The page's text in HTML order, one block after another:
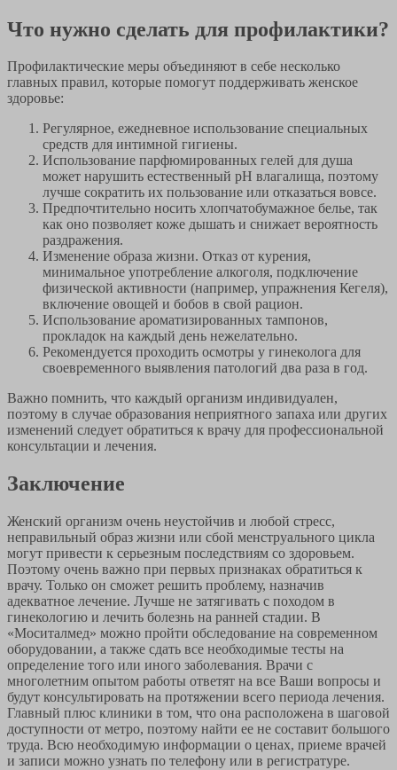
Что нужно сделать для профилактики?
Профилактические меры объединяют в себе несколько
главных правил, которые помогут поддерживать женское
здоровье:
Регулярное, ежедневное использование специальных
средств для интимной гигиены.
Использование парфюмированных гелей для душа
может нарушить естественный pH влагалища, поэтому
лучше сократить их пользование или отказаться вовсе.
Предпочтительно носить хлопчатобумажное белье, так
как оно позволяет коже дышать и снижает вероятность
раздражения.
Изменение образа жизни. Отказ от курения,
минимальное употребление алкоголя, подключение
физической активности (например, упражнения Кегеля),
включение овощей и бобов в свой рацион.
Использование ароматизированных тампонов,
прокладок на каждый день нежелательно.
Рекомендуется проходить осмотры у гинеколога для
своевременного выявления патологий два раза в год.
Важно помнить, что каждый организм индивидуален,
поэтому в случае образования неприятного запаха или других
изменений следует обратиться к врачу для профессиональной
консультации и лечения.
Заключение
Женский организм очень неустойчив и любой стресс,
неправильный образ жизни или сбой менструального цикла
могут привести к серьезным последствиям со здоровьем.
Поэтому очень важно при первых признаках обратиться к
врачу. Только он сможет решить проблему, назначив
адекватное лечение. Лучше не затягивать с походом в
гинекологию и лечить болезнь на ранней стадии. В
«Моситалмед» можно пройти обследование на современном
оборудовании, а также сдать все необходимые тесты на
определение того или иного заболевания. Врачи с
многолетним опытом работы ответят на все Ваши вопросы и
будут консультировать на протяжении всего периода лечения.
Главный плюс клиники в том, что она расположена в шаговой
доступности от метро, поэтому найти ее не составит большого
труда. Всю необходимую информации о ценах, приеме врачей
и записи можно узнать по телефону или в регистратуре.